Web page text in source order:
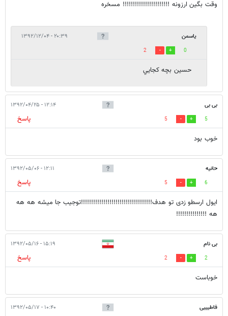
وقت بگین ارزونه !!!!!!!!!!!!!!!!!!!!!!! مسخره
ياسمن ۲۰:۳۹ - ۱۳۹۲/۱۲/۰۴
0
2
حسين بچه كجايي
بی بی ۱۲:۱۴ - ۱۳۹۲/۰۴/۲۵
5
5
پاسخ
خوب بود
حانیه ۱۲:۱۱ - ۱۳۹۲/۰۵/۰۶
6
5
پاسخ
ایول ارسطو زدی تو هدف!!!!!!!!!!!!!!!!!!!!!!!!!!!!!!!!!!!توجیب جا میشه هه هه
هه !!!!!!!!!!!!!!!
بی نام ۱۵:۱۹ - ۱۳۹۲/۰۵/۱۶
2
2
پاسخ
خوباست
فاطیییی ۱۰:۴۰ - ۱۳۹۲/۰۵/۱۷